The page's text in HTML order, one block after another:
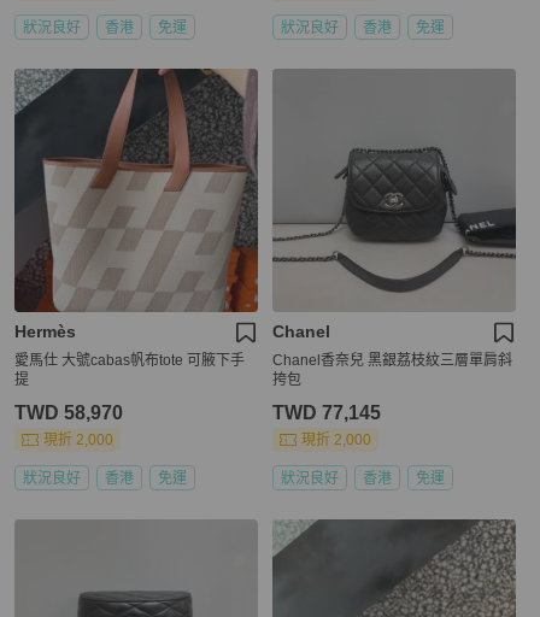
狀況良好 香港 免運 狀況良好 香港 免運
Hermès
愛馬仕 大號cabas帆布tote 可腋下手
提
TWD 58,970
現折 2,000
狀況良好 香港 免運
Chanel
Chanel香奈兒 黑銀荔枝紋三層單肩斜
挎包
TWD 77,145
現折 2,000
狀況良好 香港 免運